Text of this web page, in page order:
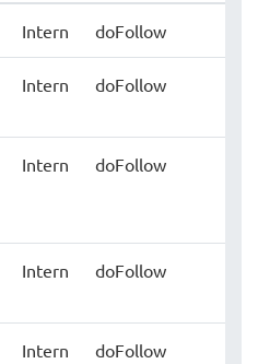
Intern doFollow
Intern doFollow
Intern doFollow
Intern doFollow
Intern doFollow